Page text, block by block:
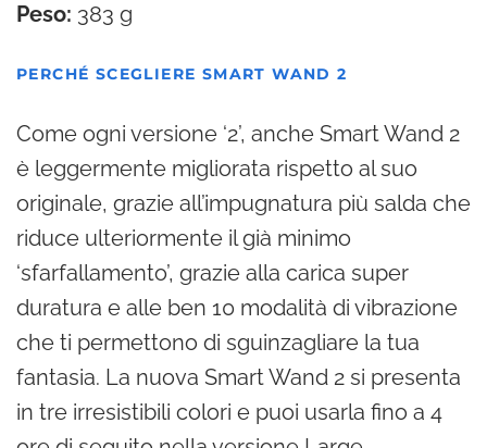
Peso: 383 g
PERCHÉ SCEGLIERE SMART WAND 2
Come ogni versione ‘2’, anche Smart Wand 2
è leggermente migliorata rispetto al suo
originale, grazie all’impugnatura più salda che
riduce ulteriormente il già minimo
‘sfarfallamento’, grazie alla carica super
duratura e alle ben 10 modalità di vibrazione
che ti permettono di sguinzagliare la tua
fantasia. La nuova Smart Wand 2 si presenta
in tre irresistibili colori e puoi usarla fino a 4